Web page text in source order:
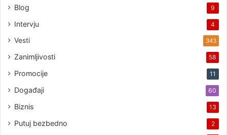
Blog 9
Intervju 4
Vesti 343
Zanimljivosti 58
Promocije 11
Događaji 60
Biznis 13
Putuj bezbedno 2